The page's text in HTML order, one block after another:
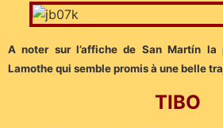
A noter sur l’affiche de San Martín la
Lamothe qui semble promis à une belle
TIBO